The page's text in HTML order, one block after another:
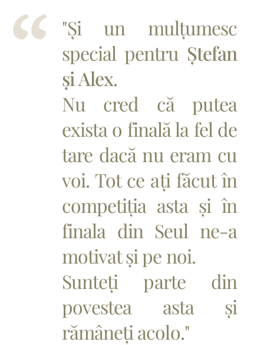
"Și un mulțumesc
special pentru Ștefan
și Alex.
Nu cred că putea
exista o finală la fel de
tare dacă nu eram cu
voi. Tot ce ați făcut în
competiția asta și în
finala din Seul ne-a
motivat și pe noi.
Sunteți parte din
povestea asta și
rămâneți acolo."